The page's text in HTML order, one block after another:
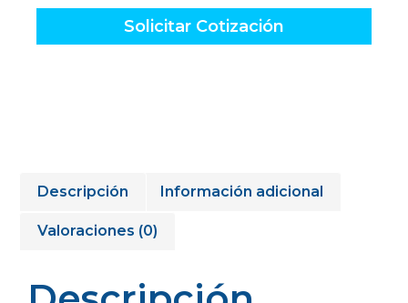
Solicitar Cotización
Descripción Información adicional
Valoraciones (0)